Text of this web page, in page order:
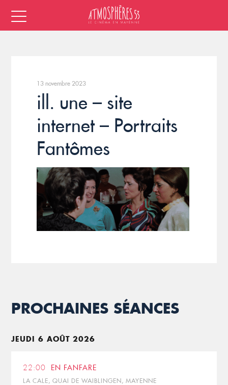
13 novembre 2023
ill. une – site
internet – Portraits
Fantômes
PROCHAINES SÉANCES
JEUDI 6 AOÛT 2026
22:00 EN FANFARE
LA CALE, QUAI DE WAIBLINGEN, MAYENNE